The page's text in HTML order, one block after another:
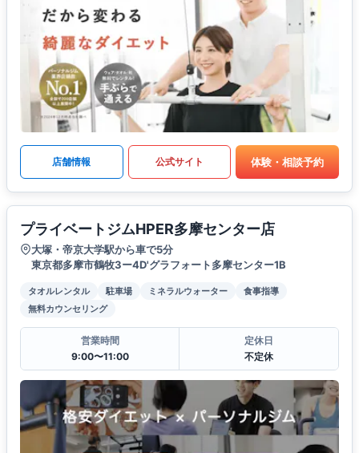
店舗情報 公式サイト 体験・相談予約
プライベートジムHPER多摩センター店
大塚・帝京大学駅から車で5分
東京都多摩市鶴牧3ー4D'グラフォート多摩センター1B
タオルレンタル 駐車場 ミネラルウォーター
食事指導
無料カウンセリング
営業時間
9:00〜11:00
定休日
不定休